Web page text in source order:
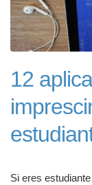
12
Si eres